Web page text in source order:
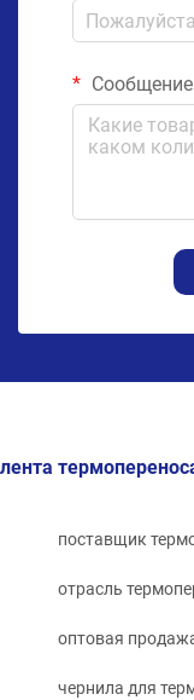
Сообщение
лента
поставщик
отрасль
оптовая
чернила для